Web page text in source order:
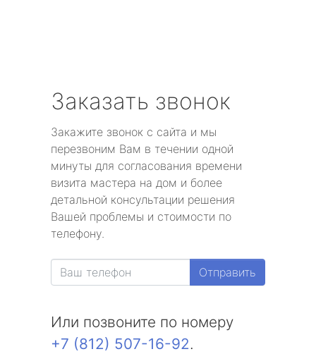
Заказать звонок
Закажите звонок с сайта и мы
перезвоним Вам в течении одной
минуты для согласования времени
визита мастера на дом и более
детальной консультации решения
Вашей проблемы и стоимости по
телефону.
Отправить
Или позвоните по номеру
+7 (812) 507-16-92.